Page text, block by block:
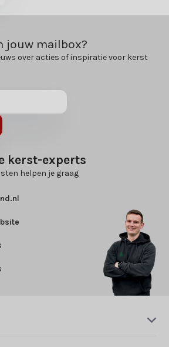
jouw mailbox?
over acties of inspiratie voor kerst
kerst-experts
helpen je graag